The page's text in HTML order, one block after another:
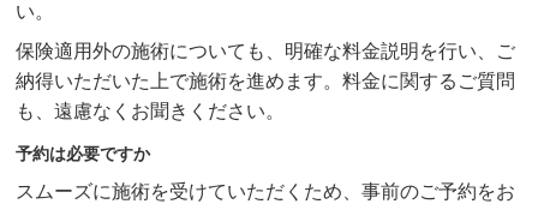
い。
保険適用外の施術についても、明確な料金説明を行い、ご
納得いただいた上で施術を進めます。料金に関するご質問
も、遠慮なくお聞きください。
予約は必要ですか
スムーズに施術を受けていただくため、事前のご予約をお